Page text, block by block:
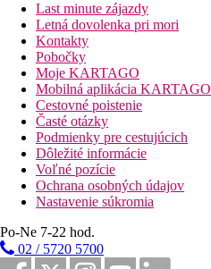
Last minute zájazdy
Letná dovolenka pri mori
Kontakty
Pobočky
Moje KARTAGO
Mobilná aplikácia KARTAGO
Cestovné poistenie
Časté otázky
Podmienky pre cestujúcich
Dôležité informácie
Voľné pozície
Ochrana osobných údajov
Nastavenie súkromia
Po-Ne 7-22 hod.
02 / 5720 5700